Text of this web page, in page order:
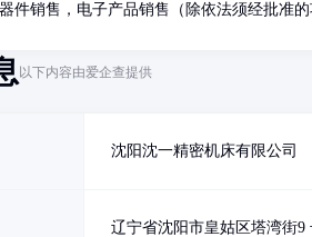
件销售，电子产品销售（除依法须经批准
以下内容由爱企查提供
沈阳沈一精密机床有限公司
辽宁省沈阳市皇姑区塔湾街9